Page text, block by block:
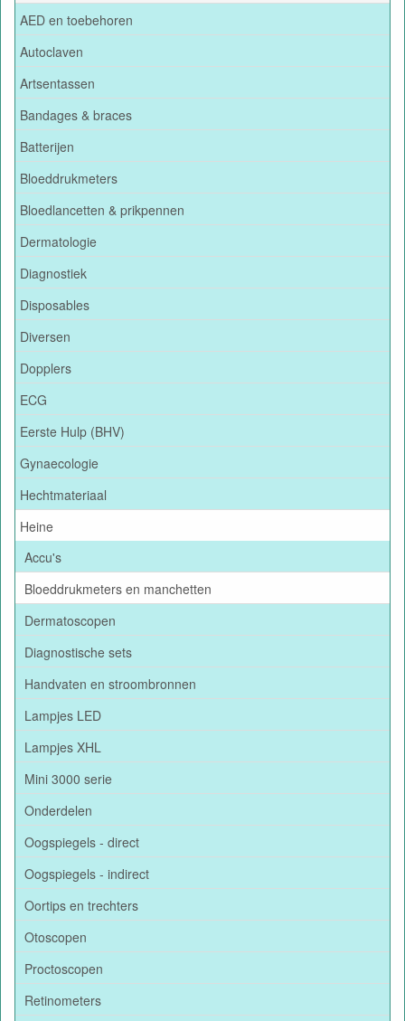
AED en toebehoren
Autoclaven
Artsentassen
Bandages & braces
Batterijen
Bloeddrukmeters
Bloedlancetten & prikpennen
Dermatologie
Diagnostiek
Disposables
Diversen
Dopplers
ECG
Eerste Hulp (BHV)
Gynaecologie
Hechtmateriaal
Heine
Accu's
Bloeddrukmeters en manchetten
Dermatoscopen
Diagnostische sets
Handvaten en stroombronnen
Lampjes LED
Lampjes XHL
Mini 3000 serie
Onderdelen
Oogspiegels - direct
Oogspiegels - indirect
Oortips en trechters
Otoscopen
Proctoscopen
Retinometers